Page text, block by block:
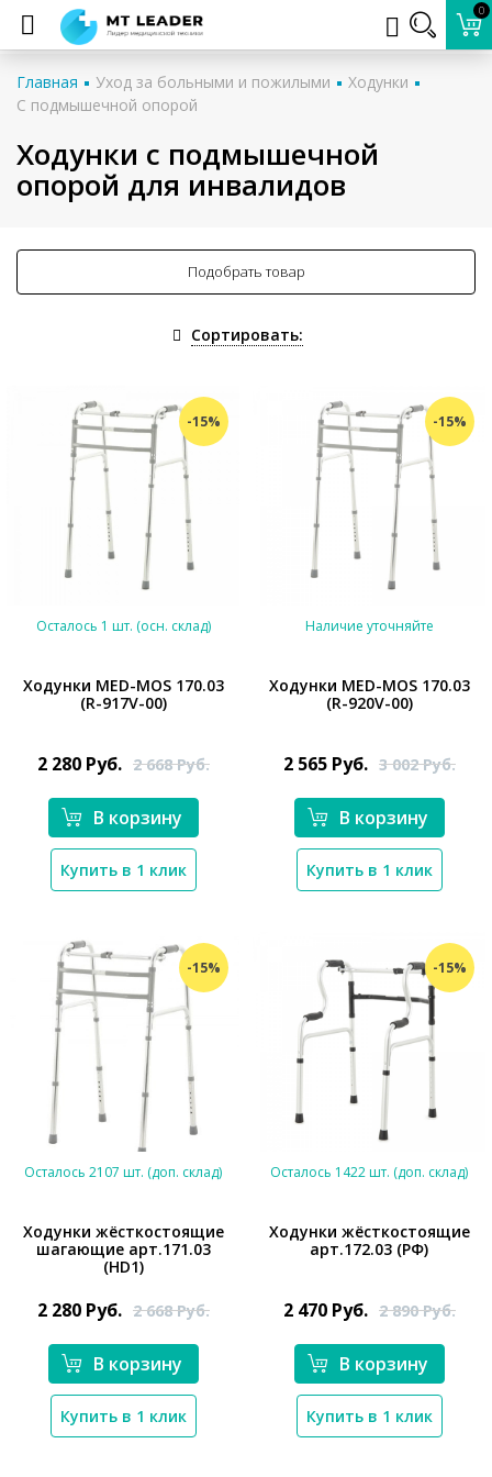
0
Главная Уход за больными и пожилыми
Ходунки
С подмышечной опорой
Ходунки с подмышечной
опорой для инвалидов
Подобрать товар
Сортировать:
-15%
Осталось 1 шт. (осн. склад)
Ходунки MED-MOS 170.03
(R-917V-00)
2 280 Руб. 2 668Руб.
В корзину
Купить в 1 клик
-15%
Наличие уточняйте
Ходунки MED-MOS 170.03
(R-920V-00)
2 565 Руб. 3 002Руб.
В корзину
Купить в 1 клик
-15%
*}
Осталось 2107 шт. (доп. склад)
Ходунки жёсткостоящие
шагающие арт.171.03
(HD1)
2 280 Руб. 2 668Руб.
В корзину
Купить в 1 клик
-15%
Осталось 1422 шт. (доп. склад)
Ходунки жёсткостоящие
арт.172.03 (РФ)
2 470 Руб. 2 890Руб.
В корзину
Купить в 1 клик